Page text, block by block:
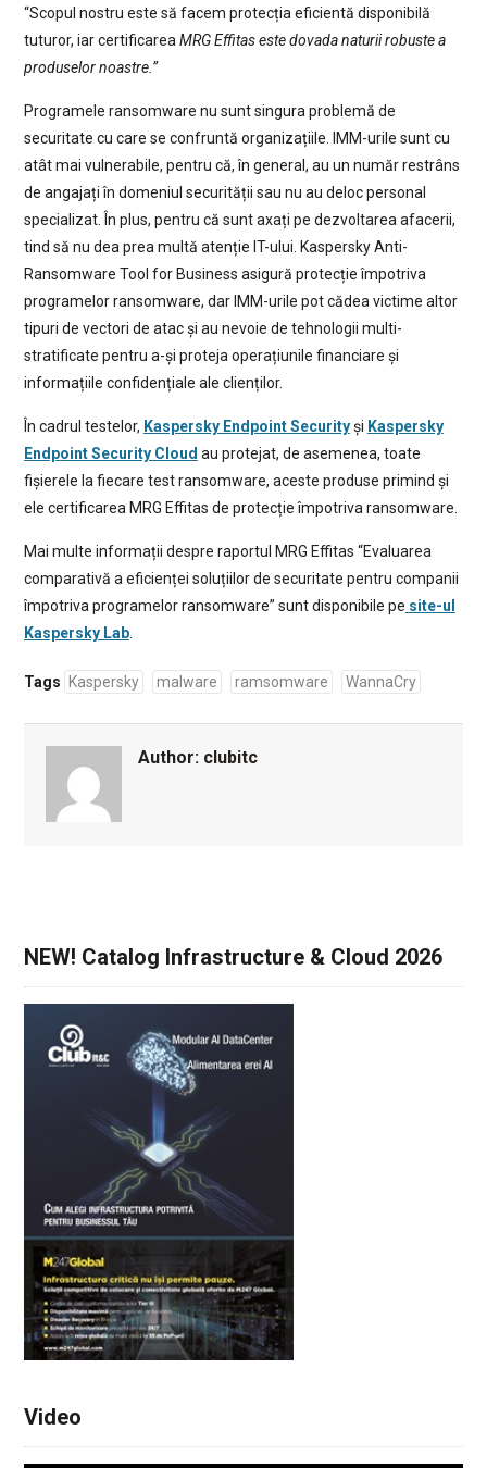
“Scopul nostru este să facem protecția eficientă disponibilă
tuturor, iar certificarea MRG Effitas este dovada naturii robuste a
produselor noastre.”
Programele ransomware nu sunt singura problemă de
securitate cu care se confruntă organizațiile. IMM-urile sunt cu
atât mai vulnerabile, pentru că, în general, au un număr restrâns
de angajați în domeniul securității sau nu au deloc personal
specializat. În plus, pentru că sunt axați pe dezvoltarea afacerii,
tind să nu dea prea multă atenție IT-ului. Kaspersky Anti-
Ransomware Tool for Business asigură protecție împotriva
programelor ransomware, dar IMM-urile pot cădea victime altor
tipuri de vectori de atac și au nevoie de tehnologii multi-
stratificate pentru a-și proteja operațiunile financiare și
informațiile confidențiale ale clienților.
În cadrul testelor, Kaspersky Endpoint Securityși Kaspersky
Endpoint Security Cloud au protejat, de asemenea, toate
fișierele la fiecare test ransomware, aceste produse primind și
ele certificarea MRG Effitas de protecție împotriva ransomware.
Mai multe informații despre raportul MRG Effitas “Evaluarea
comparativă a eficienței soluțiilor de securitate pentru companii
împotriva programelor ransomware” sunt disponibile pe site-ul
Kaspersky Lab.
Tags Kaspersky malware ramsomware WannaCry
Author: clubitc
NEW! Catalog Infrastructure & Cloud 2026
Video